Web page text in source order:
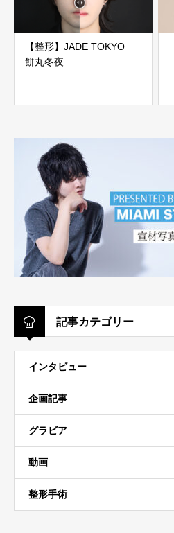
【整形】JADE TOKYO
餅丸冬夜
記事カテゴリー
インタビュー
企画記事
グラビア
動画
整形手術